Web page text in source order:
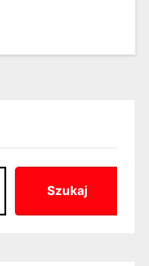
Szukaj